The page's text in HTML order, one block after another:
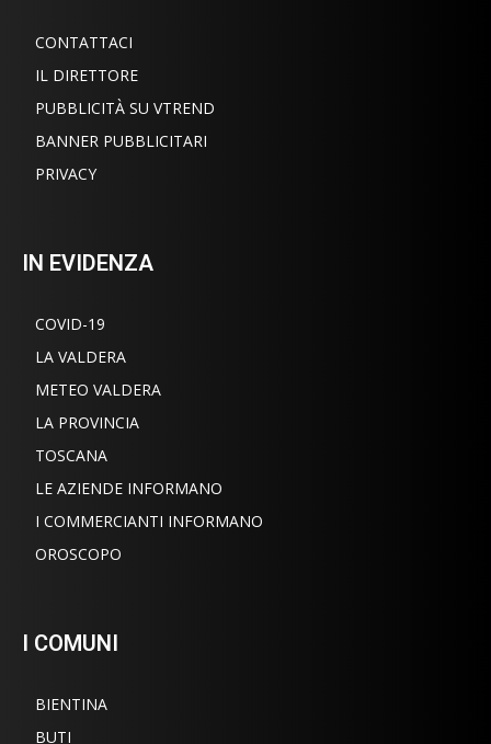
CONTATTACI
IL DIRETTORE
PUBBLICITÀ SU VTREND
BANNER PUBBLICITARI
PRIVACY
IN EVIDENZA
COVID-19
LA VALDERA
METEO VALDERA
LA PROVINCIA
TOSCANA
LE AZIENDE INFORMANO
I COMMERCIANTI INFORMANO
OROSCOPO
I COMUNI
BIENTINA
BUTI